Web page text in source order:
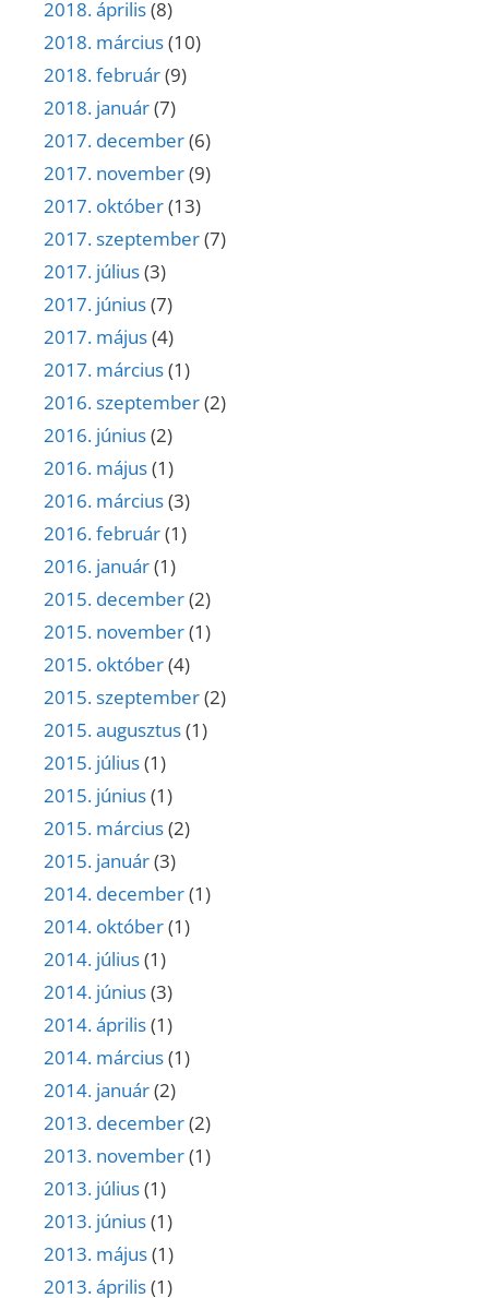
2018. április(8)
2018. március(10)
2018. február(9)
2018. január(7)
2017. december(6)
2017. november(9)
2017. október(13)
2017. szeptember(7)
2017. július(3)
2017. június(7)
2017. május(4)
2017. március(1)
2016. szeptember(2)
2016. június(2)
2016. május(1)
2016. március(3)
2016. február(1)
2016. január(1)
2015. december(2)
2015. november(1)
2015. október(4)
2015. szeptember(2)
2015. augusztus(1)
2015. július(1)
2015. június(1)
2015. március(2)
2015. január(3)
2014. december(1)
2014. október(1)
2014. július(1)
2014. június(3)
2014. április(1)
2014. március(1)
2014. január(2)
2013. december(2)
2013. november(1)
2013. július(1)
2013. június(1)
2013. május(1)
2013. április(1)